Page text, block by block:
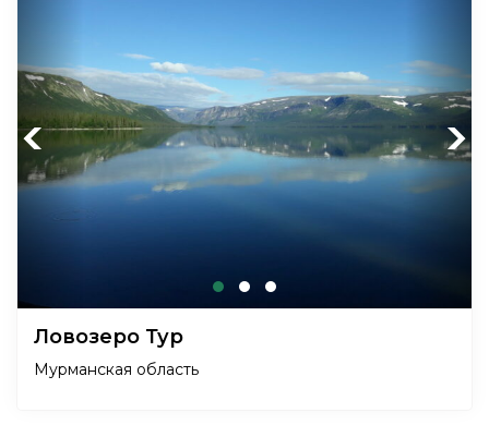
Previous Next
Ловозеро Тур
Мурманская область